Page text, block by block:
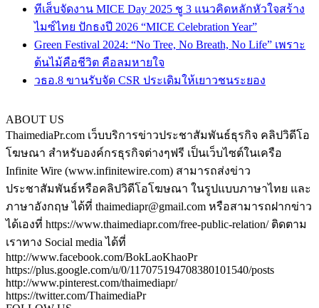
ทีเส็บจัดงาน MICE Day 2025 ชู 3 แนวคิดหลักหัวใจสร้าง
ไมซ์ไทย ปักธงปี 2026 “MICE Celebration Year”
Green Festival 2024: “No Tree, No Breath, No Life” เพราะ
ต้นไม้คือชีวิต คือลมหายใจ
วธอ.8 ขานรับจัด CSR ประเดิมให้เยาวชนระยอง
ABOUT US
ThaimediaPr.com เว็บบริการข่าวประชาสัมพันธ์ธุรกิจ คลิปวิดีโอ
โฆษณา สำหรับองค์กรธุรกิจต่างๆฟรี เป็นเว็บไซต์ในเครือ
Infinite Wire (www.infinitewire.com) สามารถส่งข่าว
ประชาสัมพันธ์หรือคลิปวิดีโอโฆษณา ในรูปแบบภาษาไทย และ
ภาษาอังกฤษ ได้ที่ thaimediapr@gmail.com หรือสามารถฝากข่าว
ได้เองที่ https://www.thaimediapr.com/free-public-relation/ ติดตาม
เราทาง Social media ได้ที่
http://www.facebook.com/BokLaoKhaoPr
https://plus.google.com/u/0/117075194708380101540/posts
http://www.pinterest.com/thaimediapr/
https://twitter.com/ThaimediaPr